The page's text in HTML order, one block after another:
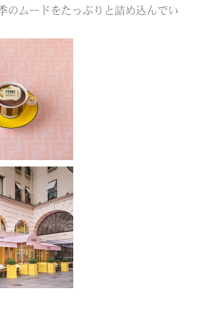
のムードをたっぷりと詰め込んでい